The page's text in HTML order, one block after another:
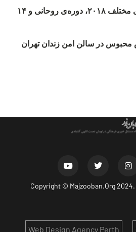
روند اعدام‌ها در ماه‌های مختلف ۲۰۱۸، دوره‌ی روحانی و ۱۴
در سالن امن زندان تهران
Copyright © Majzooban.Org2024.
Web Design Agency Perth